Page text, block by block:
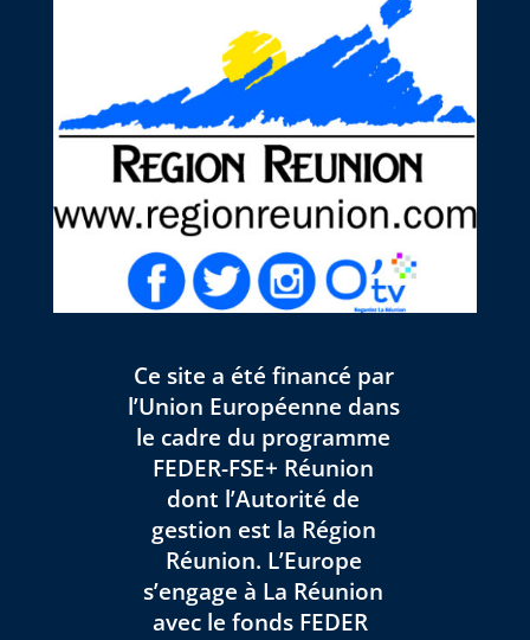
Ce site a été financé par
l’Union Européenne dans
le cadre du programme
FEDER-FSE+ Réunion
dont l’Autorité de
gestion est la Région
Réunion. L’Europe
s’engage à La Réunion
avec le fonds FEDER